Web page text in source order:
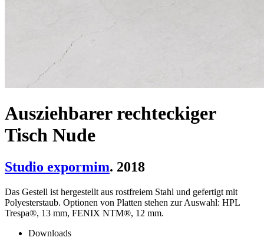
Ausziehbarer rechteckiger
Tisch Nude
Studio expormim. 2018
Das Gestell ist hergestellt aus rostfreiem Stahl und gefertigt mit
Polyesterstaub. Optionen von Platten stehen zur Auswahl: HPL
Trespa®, 13 mm, FENIX NTM®, 12 mm.
Downloads